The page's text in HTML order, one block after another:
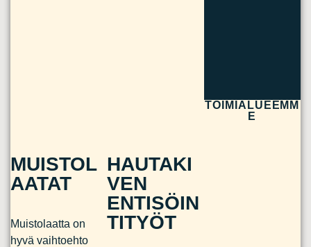
MUISTOL
AATAT
Muistolaatta on
hyvä vaihtoehto
HAUTAKI
VEN
ENTISÖIN
TITYÖT
TOIMIALUEEMM
E